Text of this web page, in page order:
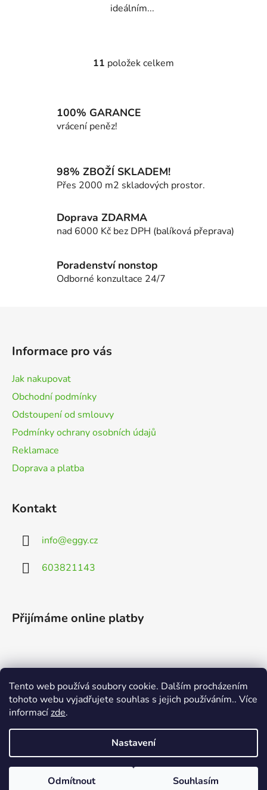
Tento web používá soubory cookie. Dalším procházením
tohoto webu vyjadřujete souhlas s jejich používáním.. Více
informacízde.
Nastavení
Odmítnout Souhlasím
ideálním...
O
á
d
p
r
k
y
v
p
i
11 položek celkem
100% GARANCE
vrácení peněz!
98% ZBOŽÍ SKLADEM!
Přes 2000 m2 skladových prostor.
Doprava ZDARMA
nad 6000 Kč bez DPH (balíková přeprava)
Poradenství nonstop
Odborné konzultace 24/7
Informace pro vás
Jak nakupovat
Obchodní podmínky
Odstoupení od smlouvy
Podmínky ochrany osobních údajů
Reklamace
Doprava a platba
Kontakt
info@eggy.cz
603821143
Přijímáme online platby
Vyhledávání
HLEDAT
Vytvořil Shoptet